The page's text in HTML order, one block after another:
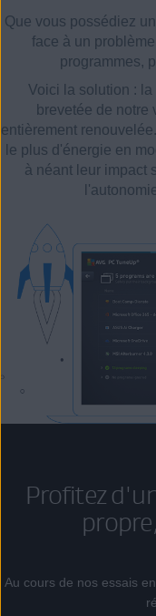
Que vous possédiez
face à un
programmes,
Voici la solution :
brevetée de notre
entièrement
le plus d'énergie en
à néant leur impact
Profitez
Au cours de nos essais